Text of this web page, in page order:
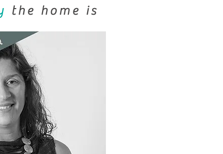
the home is